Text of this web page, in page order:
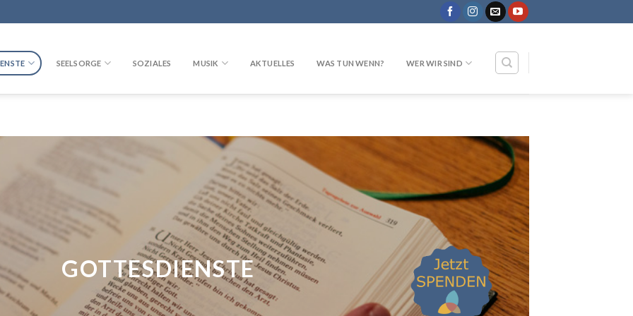
SEELSORGE SOZIALES MUSIK AKTUELLES WAS TUN WENN? WER WIR SIND
GOTTESDIENSTE